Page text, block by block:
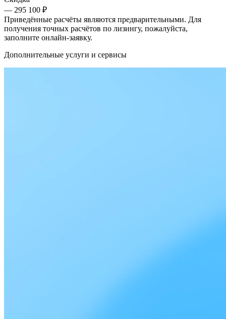
— 295 100 ₽
Приведённые расчёты являются предварительными. Для
получения точных расчётов по лизингу, пожалуйста,
заполните онлайн-заявку.
Дополнительные услуги и сервисы